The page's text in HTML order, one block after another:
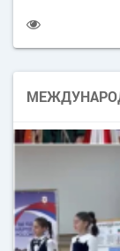
планете.
относящийся
языковой
частью
множеством
его
также время
адаптации к
каждый